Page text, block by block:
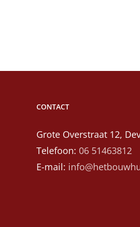
CONTACT
Grote Overstraat 12,
Telefoon: 06 51463812
E-mail: